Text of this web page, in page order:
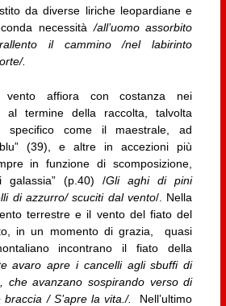
da diverse liriche leopardiane e
necessità/all’uomo assorbito
il cammino /nel labirinto
.
affiora con costanza nei
al termine della raccolta, talvolta
specifico come il maestrale, ad
(39), e altre in accezioni più
in funzione di scomposizione,
galassia” (p.40) /Gli aghi di pini
di azzurro/ scuciti dal vento/. Nella
terrestre e il vento del fiato del
in un momento di grazia, quasi
incontrano il fiato della
avaro apre i cancelli agli sbuffi di
che avanzano sospirando verso di
/ S’apre la vita./.
Nell’ultimo